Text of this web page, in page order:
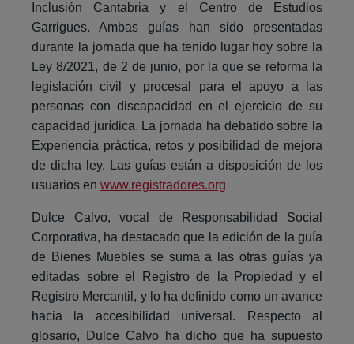
Inclusión Cantabria y el Centro de Estudios
Garrigues. Ambas guías han sido presentadas
durante la jornada que ha tenido lugar hoy sobre la
Ley 8/2021, de 2 de junio, por la que se reforma la
legislación civil y procesal para el apoyo a las
personas con discapacidad en el ejercicio de su
capacidad jurídica. La jornada ha debatido sobre la
Experiencia práctica, retos y posibilidad de mejora
de dicha ley. Las guías están a disposición de los
usuarios en www.registradores.org
Dulce Calvo, vocal de Responsabilidad Social
Corporativa, ha destacado que la edición de la guía
de Bienes Muebles se suma a las otras guías ya
editadas sobre el Registro de la Propiedad y el
Registro Mercantil, y lo ha definido como un avance
hacia la accesibilidad universal. Respecto al
glosario, Dulce Calvo ha dicho que ha supuesto